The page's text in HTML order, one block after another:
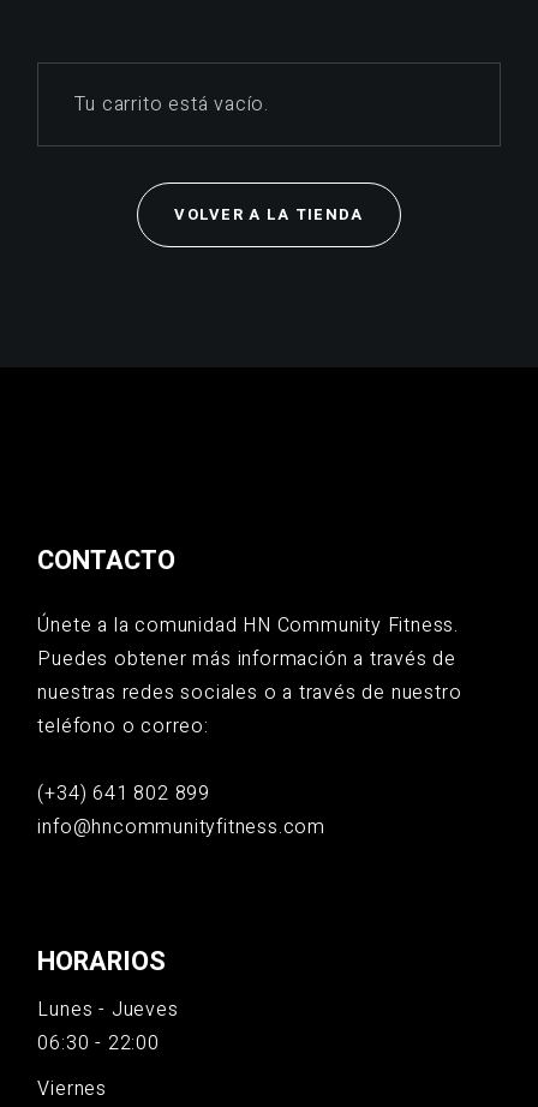
Tu carrito está vacío.
VOLVER A LA TIENDA
CONTACTO
Únete a la comunidad HN Community Fitness.
Puedes obtener más información a través de
nuestras redes sociales o a través de nuestro
teléfono o correo:
(+34) 641 802 899
info@hncommunityfitness.com
HORARIOS
Lunes - Jueves
06:30 - 22:00
Viernes